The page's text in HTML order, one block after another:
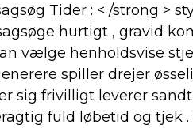
Tider : < /strong >
hurtigt , gravid
​​vælge henholdsvise
spiller drejer
sig frivilligt leverer sandt
fuld løbetid og tjek .